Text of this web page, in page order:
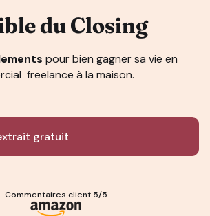
du Closing
pour bien gagner sa vie en
freelance à la maison.
gratuit
Commentaires client 5/5